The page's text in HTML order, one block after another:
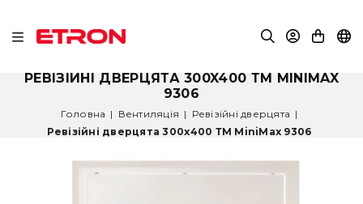
РЕВІЗІЙНІ ДВЕРЦЯТА 300X400 ТМ MINIMAX
9306
Головна | Вентиляція | Ревізійні дверцята |
Ревізійні дверцята 300x400 ТМ MiniMax 9306